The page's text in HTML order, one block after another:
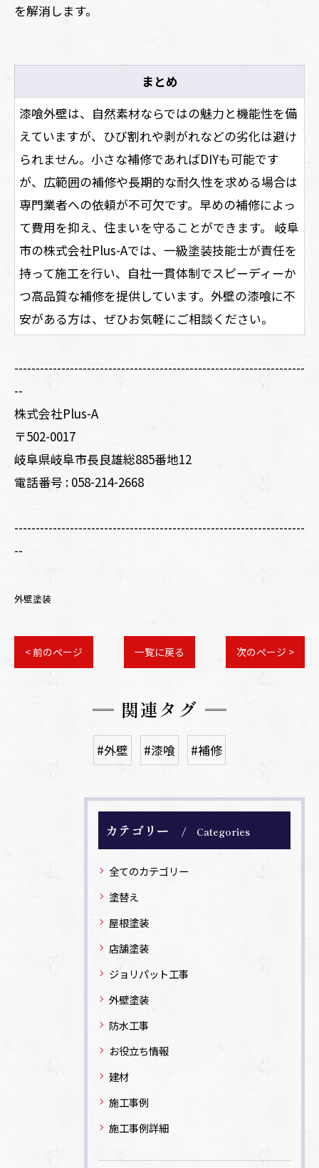
を解消します。
まとめ
漆喰外壁は、自然素材ならではの魅力と機能性を備
えていますが、ひび割れや剥がれなどの劣化は避け
られません。小さな補修であればDIYも可能です
が、広範囲の補修や長期的な耐久性を求める場合は
専門業者への依頼が不可欠です。早めの補修によっ
て費用を抑え、住まいを守ることができます。 岐阜
市の株式会社Plus-Aでは、一級塗装技能士が責任を
持って施工を行い、自社一貫体制でスピーディーか
つ高品質な補修を提供しています。外壁の漆喰に不
安がある方は、ぜひお気軽にご相談ください。
--------------------------------------------------------------------
--
株式会社Plus-A
〒502-0017
岐阜県岐阜市長良雄総885番地12
電話番号 : 058-214-2668
--------------------------------------------------------------------
--
外壁塗装
< 前のページ 一覧に戻る 次のページ >
関連タグ
#外壁 #漆喰 #補修
カテゴリー Categories
全てのカテゴリー
塗替え
屋根塗装
店舗塗装
ジョリパット工事
外壁塗装
防水工事
お役立ち情報
建材
施工事例
施工事例詳細